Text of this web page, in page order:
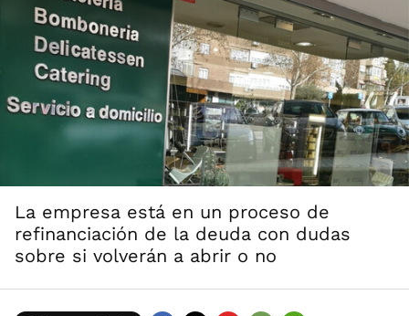
La empresa está en un proceso de
refinanciación de la deuda con dudas
sobre si volverán a abrir o no